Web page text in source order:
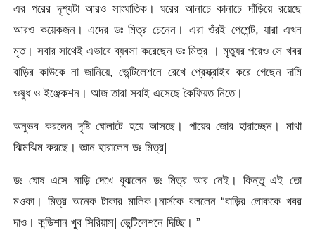
এর পরের দৃশ্যটা আরও সাংঘাতিক। ঘরের আনাচে কানাচে দাঁড়িয়ে রয়েছে
আরও কয়েকজন। এদের ডঃ মিত্র চেনেন। এরা ওঁরই পেশেন্ট, যারা এখন
মৃত। সবার সাথেই এভাবে ব্যবসা করেছেন ডঃ মিত্র । মৃত্যুর পরেও সে খবর
বাড়ির কাউকে না জানিয়ে, ভেন্টিলেশনে রেখে প্রেস্ক্রাইব করে গেছেন দামি
ওষুধ ও ইঞ্জেকশন। আজ তারা সবাই এসেছে কৈফিয়ত নিতে।
অনুভব করলেন দৃষ্টি ঘোলাটে হয়ে আসছে। পায়ের জোর হারাচ্ছেন। মাথা
ঝিমঝিম করছে। জ্ঞান হারালেন ডঃ মিত্র|
ডঃ ঘোষ এসে নাড়ি দেখে বুঝলেন ডঃ মিত্র আর নেই। কিন্তু এই তো
মওকা। মিত্র অনেক টাকার মালিক।নার্সকে বললেন “বাড়ির লোককে খবর
দাও। কন্ডিশান খুব সিরিয়াস| ভেন্টিলেশনে দিচ্ছি। ”